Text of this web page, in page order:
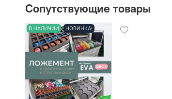
Сопутствующие товары
В НАЛИЧИИ НОВИНКА!